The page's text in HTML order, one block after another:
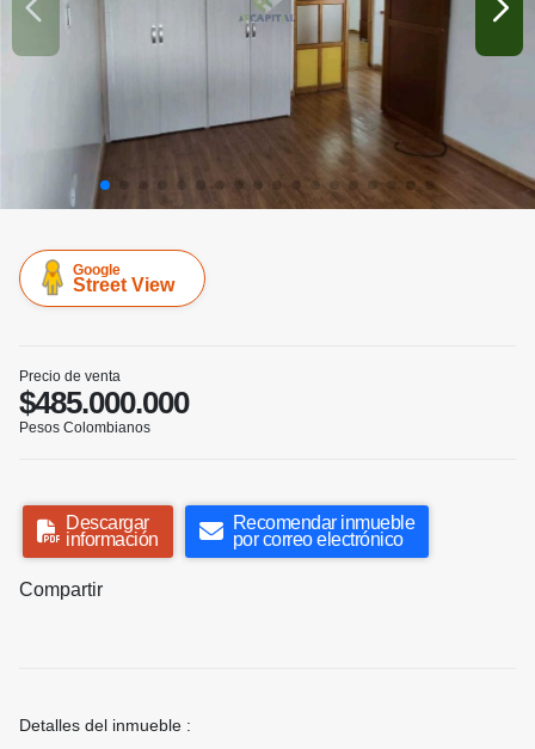
Google
Street View
Precio de venta
$485.000.000
Pesos Colombianos
Descargar
información
Recomendar inmueble
por correo electrónico
Compartir
Detalles del inmueble :